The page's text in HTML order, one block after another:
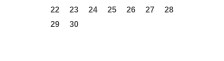
22
23 24 25 26 27
28
29
30